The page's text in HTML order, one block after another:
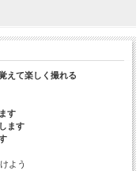
えて楽しく撮れる
す
ます
よう